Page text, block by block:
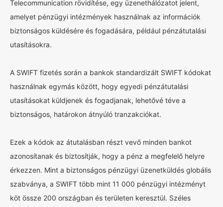
Telecommunication rövidítése, egy üzenethálózatot jelent,
amelyet pénzügyi intézmények használnak az információk
biztonságos küldésére és fogadására, például pénzátutalási
utasításokra.
A SWIFT fizetés során a bankok standardizált SWIFT kódokat
használnak egymás között, hogy egyedi pénzátutalási
utasításokat küldjenek és fogadjanak, lehetővé téve a
biztonságos, határokon átnyúló tranzakciókat.
Ezek a kódok az átutalásban részt vevő minden bankot
azonosítanak és biztosítják, hogy a pénz a megfelelő helyre
érkezzen. Mint a biztonságos pénzügyi üzenetküldés globális
szabványa, a SWIFT több mint 11 000 pénzügyi intézményt
köt össze 200 országban és területen keresztül. Széles